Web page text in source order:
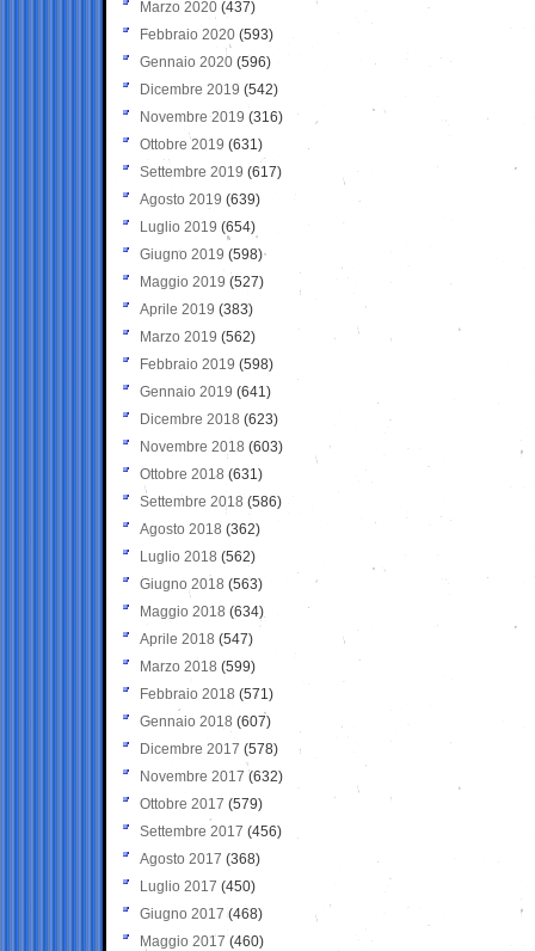
Marzo 2020 (437)
Febbraio 2020 (593)
Gennaio 2020 (596)
Dicembre 2019 (542)
Novembre 2019 (316)
Ottobre 2019 (631)
Settembre 2019 (617)
Agosto 2019 (639)
Luglio 2019 (654)
Giugno 2019 (598)
Maggio 2019 (527)
Aprile 2019 (383)
Marzo 2019 (562)
Febbraio 2019 (598)
Gennaio 2019 (641)
Dicembre 2018 (623)
Novembre 2018 (603)
Ottobre 2018 (631)
Settembre 2018 (586)
Agosto 2018 (362)
Luglio 2018 (562)
Giugno 2018 (563)
Maggio 2018 (634)
Aprile 2018 (547)
Marzo 2018 (599)
Febbraio 2018 (571)
Gennaio 2018 (607)
Dicembre 2017 (578)
Novembre 2017 (632)
Ottobre 2017 (579)
Settembre 2017 (456)
Agosto 2017 (368)
Luglio 2017 (450)
Giugno 2017 (468)
Maggio 2017 (460)